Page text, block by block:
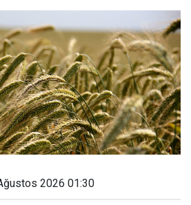
2026 01:30